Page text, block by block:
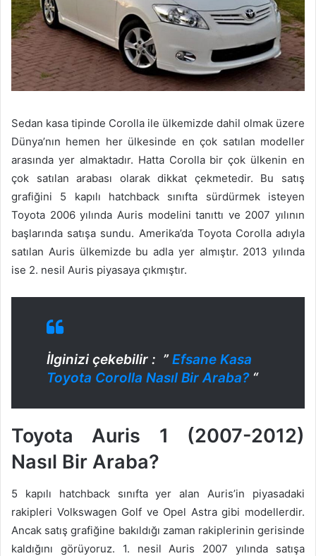
Sedan kasa tipinde Corolla ile ülkemizde dahil olmak üzere
Dünya’nın hemen her ülkesinde en çok satılan modeller
arasında yer almaktadır. Hatta Corolla bir çok ülkenin en
çok satılan arabası olarak dikkat çekmetedir. Bu satış
grafiğini 5 kapılı hatchback sınıfta sürdürmek isteyen
Toyota 2006 yılında Auris modelini tanıttı ve 2007 yılının
başlarında satışa sundu. Amerika’da Toyota Corolla adıyla
satılan Auris ülkemizde bu adla yer almıştır. 2013 yılında
ise 2. nesil Auris piyasaya çıkmıştır.
İlginizi çekebilir : ” Efsane Kasa
Toyota Corolla Nasıl Bir Araba?“
Toyota Auris 1 (2007-2012)
Nasıl Bir Araba?
5 kapılı hatchback sınıfta yer alan Auris’in piyasadaki
rakipleri Volkswagen Golf ve Opel Astra gibi modellerdir.
Ancak satış grafiğine bakıldığı zaman rakiplerinin gerisinde
kaldığını görüyoruz. 1. nesil Auris 2007 yılında satışa